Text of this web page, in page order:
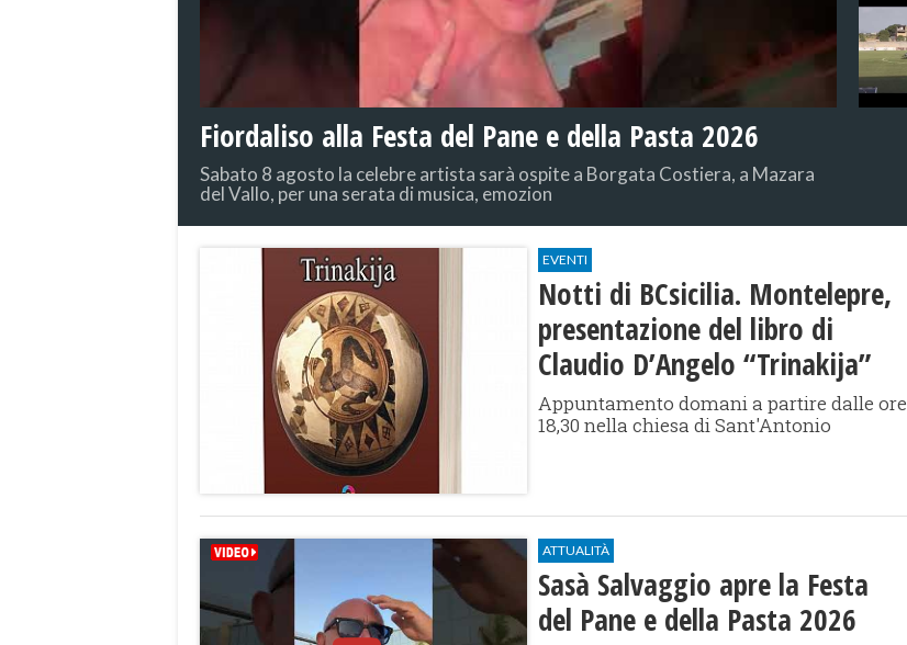
Fiordaliso alla Festa del Pane e della Pasta 2026
Sabato 8 agosto la celebre artista sarà ospite a Borgata Costiera, a Mazara
del Vallo, per una serata di musica, emozion
EVENTI
Notti di BCsicilia. Montelepre,
presentazione del libro di
Claudio D’Angelo “Trinakija”
Appuntamento domani a partire dalle ore
18,30 nella chiesa di Sant'Antonio
ATTUALITÀ
Sasà Salvaggio apre la Festa
del Pane e della Pasta 2026